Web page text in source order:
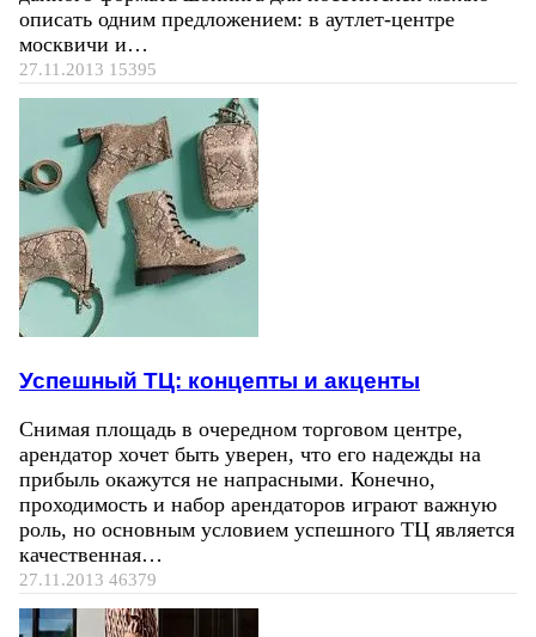
описать одним предложением: в аутлет-центре
москвичи и…
27.11.2013 15395
Успешный ТЦ: концепты и акценты
Снимая площадь в очередном торговом центре,
арендатор хочет быть уверен, что его надежды на
прибыль окажутся не напрасными. Конечно,
проходимость и набор арендаторов играют важную
роль, но основным условием успешного ТЦ является
качественная…
27.11.2013 46379